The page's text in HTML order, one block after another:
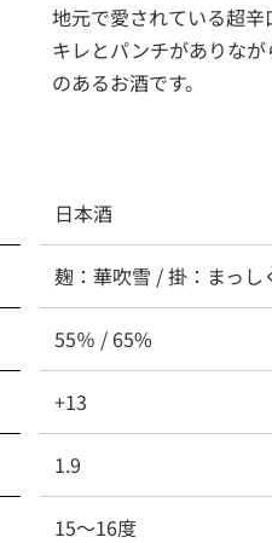
地元で愛されている超辛
キレとパンチがありな
のあるお酒です。
日本酒
麹：華吹雪 / 掛：まっし
55％ / 65%
+13
1.9
15～16度